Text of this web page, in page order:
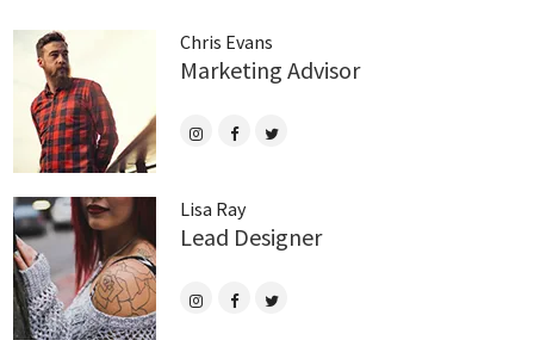
Chris Evans
Marketing Advisor
Lisa Ray
Lead Designer